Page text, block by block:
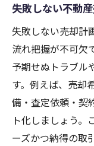
不動産
相場を
安心取引を
不動産
契約時
不動産
大阪で
失敗しない不動
失敗しない売却計
流れ把握が不可欠
予期せぬトラブル
す。例えば、売却
備・査定依頼・契
ト化しましょう。
ーズかつ納得の取